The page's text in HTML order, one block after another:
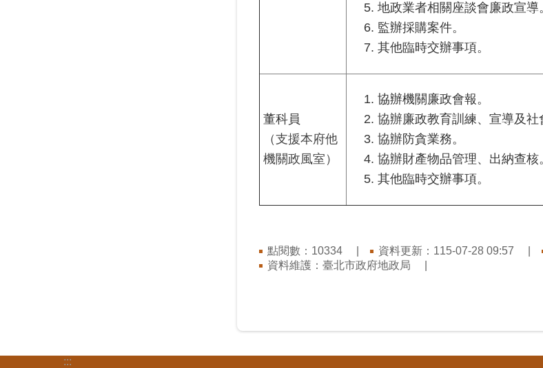
地政業者相關座談會廉政宣導
監辦採購案件。
其他臨時交辦事項。
董科員
（支援本府他
機關政風室）
協辦機關廉政會報。
協辦廉政教育訓練、宣導及社
協辦防貪業務。
協辦財產物品管理、出納查核
其他臨時交辦事項。
點閱數： 10334 資料更新：115-07-28 09:57
資料維護：臺北市政府地政局
:::